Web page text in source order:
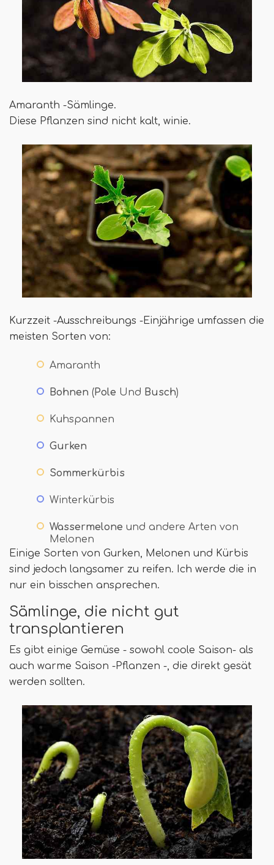
Amaranth -Sämlinge.
Diese Pflanzen sind nicht kalt, winie.
Kurzzeit -Ausschreibungs -Einjährige umfassen die
meisten Sorten von:
Amaranth
Bohnen (Pole Und Busch)
Kuhspannen
Gurken
Sommerkürbis
Winterkürbis
Wassermelone und andere Arten von
Melonen
Einige Sorten von Gurken, Melonen und Kürbis
sind jedoch langsamer zu reifen. Ich werde die in
nur ein bisschen ansprechen.
Sämlinge, die nicht gut
transplantieren
Es gibt einige Gemüse - sowohl coole Saison- als
auch warme Saison -Pflanzen -, die direkt gesät
werden sollten.